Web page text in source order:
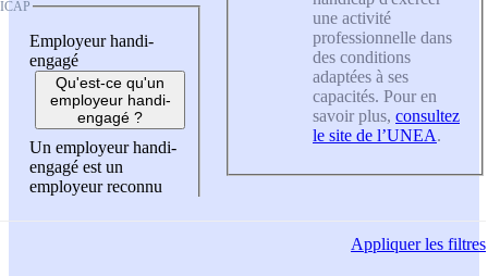
Employeur handi-
engagé
Qu'est-ce qu'un
employeur handi-
engagé ?
Un employeur handi-
engagé est un
employeur reconnu
une activité
professionnelle dans
des conditions
adaptées à ses
capacités. Pour en
savoir plus, consultez
le site de l’UNEA.
Appliquerles filtres